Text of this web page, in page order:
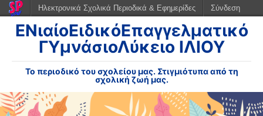
ΕΝιαίοΕιδικόΕπαγγελματικό
ΓΥμνάσιοΛύκειο ΙΛΙΟΥ
Το περιοδικό του σχολείου μας. Στιγμιότυπα από τη
σχολική ζωή μας.
Ηλεκτρονικά Σχολικά Περιοδικά & Εφημερίδες Σύνδεση